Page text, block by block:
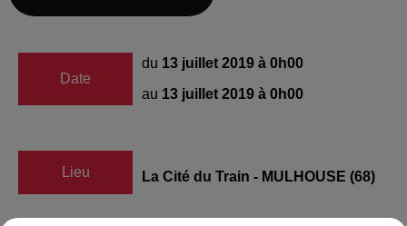
Date
du 13 juillet 2019 à 0h00
au 13 juillet 2019 à 0h00
Lieu La Cité du Train - MULHOUSE (68)